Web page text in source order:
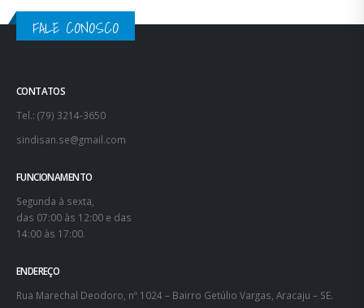
FALE CONOSCO
CONTATOS
Tel.: (79) 3214-3650
sindisan.se@gmail.com
FUNCIONAMENTO
Segunda à sexta,